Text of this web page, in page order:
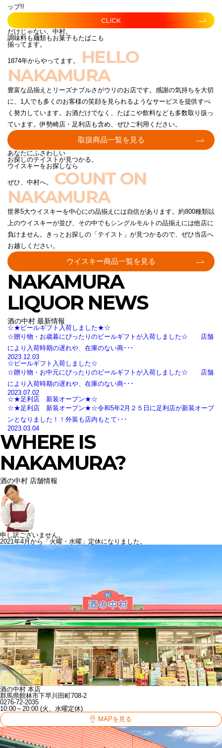
ップ!!
CLICK
だけじゃない、中村。
調味料も麺類もお菓子もたばこも
揃ってます。
1874年からやってます。
HELLO
NAKAMURA
豊富な品揃えとリーズナブルさがウリのお店です。感謝の気持ちを大切
に、1人でも多くのお客様の笑顔を見られるようなサービスを提供すべ
く努力しています。お酒だけでなく、たばこや飲料なども多数取り扱っ
ています。伊勢崎店・足利店も含め、ぜひご利用ください。
取扱商品一覧を見る
あなたにふさわしい
お探しのテイストが見つかる。
ウイスキーをお探しなら
ぜひ、中村へ。 COUNT ON
NAKAMURA
世界5大ウイスキーを中心にの品揃えには自信があります。約800種類以
上のウイスキーが並び、その中でもシングルモルトの品揃えには他店に
負けません。きっとお探しの「テイスト」が見つかるので、ぜひ当店へ
お越しください。
ウイスキー商品一覧を見る
NAKAMURA
LIQUOR NEWS
酒の中村 最新情報
☆★ビールギフト入荷しました★☆
☆贈り物・お歳暮にぴったりのビールギフトが入荷しました☆ 店舗
により入荷時期の遅れや、在庫のない商･･･
2023.12.03
☆ビールギフト入荷しました☆
☆贈り物・お中元にぴったりのビールギフトが入荷しました☆ 店舗
により入荷時期の遅れや、在庫のない商･･･
2023.07.02
☆★足利店 新装オープン★☆
☆★足利店 新装オープン★☆令和5年2月２５日に足利店が新装オープ
ンとなりました！！外装も店内もとて･･･
2023.03.04
WHERE IS
NAKAMURA?
酒の中村 店舗情報
申し訳ございません。
2021年4月から「火曜・水曜」定休になりました。
酒の中村 本店
群馬県館林市下早川田町708-2
0276-72-2035
10:00～20:00 (火、水曜定休)
MAPを見る